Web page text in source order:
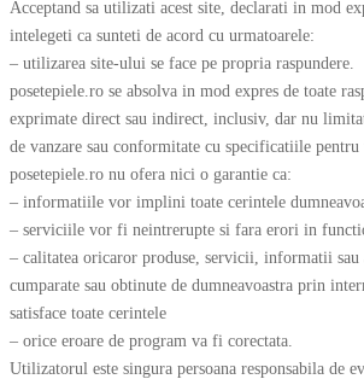
Acceptand sa utilizati acest site, declarati in mod
intelegeti ca sunteti de acord cu urmatoarele:
– utilizarea site-ului se face pe propria raspundere.
posetepiele.ro se absolva in mod expres de toate
exprimate direct sau indirect, inclusiv, dar nu
de vanzare sau conformitate cu specificatiile pentru
posetepiele.ro nu ofera nici o garantie ca:
– informatiile vor implini toate cerintele
– serviciile vor fi neintrerupte si fara erori in
– calitatea oricaror produse, servicii, informatii sau
cumparate sau obtinute de dumneavoastra prin
satisface toate cerintele
– orice eroare de program va fi corectata.
Utilizatorul este singura persoana responsabila de